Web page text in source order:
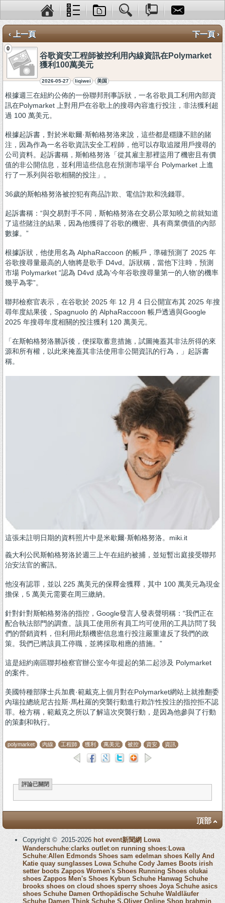
‹ 上一頁 下一頁 ›
0
谷歌資安工程師被控利用內線資訊在Polymarket
獲利100萬美元
2026-05-27 liqiwei 美国
根據週三在紐約公佈的一份聯邦刑事訴狀，一名谷歌員工利用內部資
訊在Polymarket 上對用戶在谷歌上的搜尋內容進行投注，非法獲利超
過 100 萬美元。
根據起訴書，對於米歇爾·斯帕格努洛來說，這些都是穩賺不賠的賭
注，因為作為一名谷歌資訊安全工程師，他可以存取追蹤用戶搜尋的
公司資料。起訴書稱，斯帕格努洛「從其雇主那裡盜用了機密且有價
值的非公開信息，並利用這些信息在預測市場平台 Polymarket 上進
行了一系列與谷歌相關的投注」。
36歲的斯帕格努洛被控犯有商品詐欺、電信詐欺和洗錢罪。
起訴書稱：“與交易對手不同，斯帕格努洛在交易公眾知曉之前就知道
了這些賭注的結果，因為他獲得了谷歌的機密、具有商業價值的內部
數據。”
根據訴狀，他使用名為 AlphaRaccoon 的帳戶，準確預測了 2025 年
谷歌搜尋量最高的人物將是歌手 D4vd。訴狀稱，當他下注時，預測
市場 Polymarket “認為 D4vd 成為‘今年谷歌搜尋量第一的人物’的機率
幾乎為零”。
聯邦檢察官表示，在谷歌於 2025 年 12 月 4 日公開宣布其 2025 年搜
尋年度結果後，Spagnuolo 的 AlphaRaccoon 帳戶透過與Google
2025 年搜尋年度相關的投注獲利 120 萬美元。
「在斯帕格努洛勝訴後，便採取蓄意措施，試圖掩蓋其非法所得的來
源和所有權，以此來掩蓋其非法使用非公開資訊的行為，」起訴書
稱。
這張未註明日期的資料照片中是米歇爾·斯帕格努洛。miki.it
義大利公民斯帕格努洛於週三上午在紐約被捕，並短暫出庭接受聯邦
治安法官的審訊。
他沒有認罪，並以 225 萬美元的保釋金獲釋，其中 100 萬美元為現金
擔保，5 萬美元需要在周三繳納。
針對針對斯帕格努洛的指控，Google發言人發表聲明稱：“我們正在
配合執法部門的調查。該員工使用所有員工均可使用的工具訪問了我
們的營銷資料，但利用此類機密信息進行投注嚴重違反了我們的政
策。我們已將該員工停職，並將採取相應的措施。”
這是紐約南區聯邦檢察官辦公室今年提起的第二起涉及 Polymarket
的案件。
美國特種部隊士兵加農·範戴克上個月對在Polymarket網站上就推翻委
內瑞拉總統尼古拉斯·馬杜羅的突襲行動進行欺詐性投注的指控拒不認
罪。檢方稱，範戴克之所以了解這次突襲行動，是因為他參與了行動
的策劃和執行。
polymarket 內線 工程師 獲利 萬美元 被控 資安 資訊
評論已關閉
頂部
Copyright © 2015-2026 hot event新聞網 Lowa
Wanderschuhe:clarks outlet:on running shoes: Lowa
Schuhe:Allen Edmonds Shoes sam edelman shoes Kelly And
Katie quay sunglasses Lowa Schuhe Cody James Boots irish
setter boots Zappos Women's Shoes Running Shoes olukai
shoes Zappos Men's Shoes Kybun Schuhe Hanwag Schuhe
brooks shoes on cloud shoes sperry shoes Joya Schuhe asics
shoes Schuhe Damen Orthopädische Schuhe Waldläufer
Schuhe Damen Think Schuhe S.Oliver Online Shop brahmin